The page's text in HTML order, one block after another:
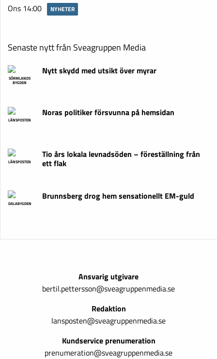
Ons 14:00
NYHETER
Senaste nytt från Sveagruppen Media
SÖRMLANDS
BYGDEN
Nytt skydd med utsikt över myrar
LÄNSPOSTEN
Noras politiker försvunna på hemsidan
LÄNSPOSTEN
Tio års lokala levnadsöden – föreställning från
ett flak
DALABYGDEN
Brunnsberg drog hem sensationellt EM-guld
Ansvarig utgivare
bertil.pettersson@sveagruppenmedia.se
Redaktion
lansposten@sveagruppenmedia.se
Kundservice prenumeration
prenumeration@sveagruppenmedia.se